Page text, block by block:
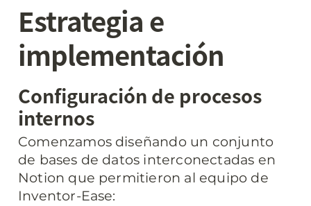
Estrategia e
implementación
Configuración de procesos
internos
Comenzamos diseñando un conjunto
de bases de datos interconectadas en
Notion que permitieron al equipo de
Inventor-Ease: